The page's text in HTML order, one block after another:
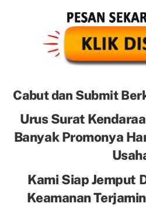
Cabut dan Submit
Urus Surat
Banyak Promonya
Kami Siap Jemput
Keamanan